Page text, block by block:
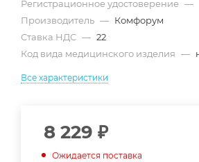
Регистрационное удостоверение —
Производитель — Комфорум
Ставка НДС — 22
Код вида медицинского изделия —
Все характеристики
8 229 ₽
Ожидается поставка